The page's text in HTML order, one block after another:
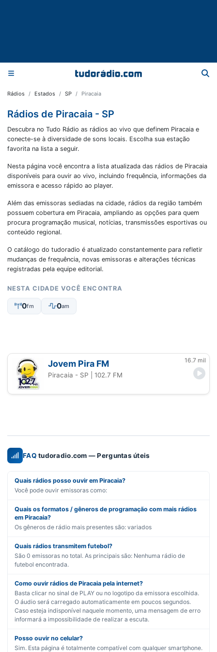
Rádios Estados SP Piracaia
Rádios de Piracaia - SP
Descubra no Tudo Rádio as rádios ao vivo que definem Piracaia e
conecte-se à diversidade de sons locais. Escolha sua estação
favorita na lista a seguir.
Nesta página você encontra a lista atualizada das rádios de Piracaia
disponíveis para ouvir ao vivo, incluindo frequência, informações da
emissora e acesso rápido ao player.
Além das emissoras sediadas na cidade, rádios da região também
possuem cobertura em Piracaia, ampliando as opções para quem
procura programação musical, notícias, transmissões esportivas ou
conteúdo regional.
O catálogo do tudoradio é atualizado constantemente para refletir
mudanças de frequência, novas emissoras e alterações técnicas
registradas pela equipe editorial.
NESTA CIDADE VOCÊ ENCONTRA
0fm 0am
Jovem Pira FM 16.7 mil
Piracaia - SP | 102.7 FM
FAQ tudoradio.com — Perguntas úteis
Quais rádios posso ouvir em Piracaia?
Você pode ouvir emissoras como:
Quais os formatos / gêneros de programação com mais rádios
em Piracaia?
Os gêneros de rádio mais presentes são: variados
Quais rádios transmitem futebol?
São 0 emissoras no total. As principais são: Nenhuma rádio de
futebol encontrada.
Como ouvir rádios de Piracaia pela internet?
Basta clicar no sinal de PLAY ou no logotipo da emissora escolhida.
O áudio será carregado automaticamente em poucos segundos.
Caso esteja indisponível naquele momento, uma mensagem de erro
informará a impossibilidade de realizar a escuta.
Posso ouvir no celular?
Sim. Esta página é totalmente compatível com qualquer smartphone.